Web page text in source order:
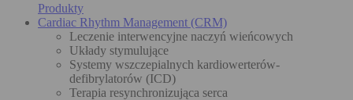
Produkty
Cardiac Rhythm Management (CRM)
Leczenie interwencyjne naczyń wieńcowych
Układy stymulujące
Systemy wszczepialnych kardiowerterów-
defibrylatorów (ICD)
Terapia resynchronizująca serca